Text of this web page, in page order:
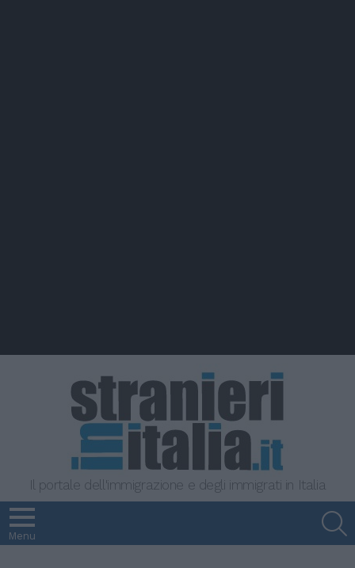
Il portale dell'immigrazione e degli immigrati in Italia
Menu